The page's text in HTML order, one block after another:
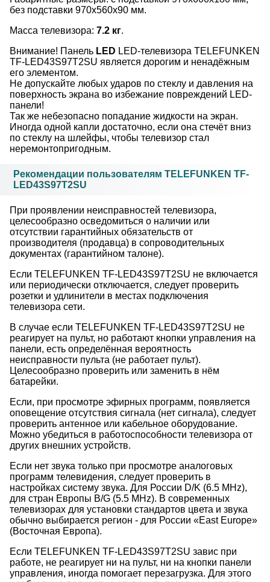
без подставки 970x560x90 мм.
Масса телевизора: 7.2 кг.
Внимание! Панель LED LED-телевизора TELEFUNKEN
TF-LED43S97T2SU является дорогим и ненадёжным
его элементом.
Не допускайте любых ударов по стеклу и давления на
поверхность экрана во избежание повреждений LED-
панели!
Так же небезопасно попадание жидкости на экран.
Иногда одной капли достаточно, если она стечёт вниз
по стеклу на шлейфы, чтобы телевизор стал
неремонтопригодным.
Рекомендации пользователям TELEFUNKEN TF-
LED43S97T2SU
При проявлении неисправностей телевизора,
целесообразно осведомиться о наличии или
отсутствии гарантийных обязательств от
производителя (продавца) в сопроводительных
документах (гарантийном талоне).
Если TELEFUNKEN TF-LED43S97T2SU не включается
или периодически отключается, следует проверить
розетки и удлинители в местах подключения
телевизора сети.
В случае если TELEFUNKEN TF-LED43S97T2SU не
реагирует на пульт, но работают кнопки управления на
панели, есть определённая вероятность
неисправности пульта (не работает пульт).
Целесообразно проверить или заменить в нём
батарейки.
Если, при просмотре эфирных программ, появляется
оповещение отсутствия сигнала (нет сигнала), следует
проверить антенное или кабельное оборудование.
Можно убедиться в работоспособности телевизора от
других внешних устройств.
Если нет звука только при просмотре аналоговых
программ телевидения, следует проверить в
настройках систему звука. Для России D/K (6.5 MHz),
для стран Европы B/G (5.5 MHz). В современных
телевизорах для установки стандартов цвета и звука
обычно выбирается регион - для России «East Europe»
(Восточная Европа).
Если TELEFUNKEN TF-LED43S97T2SU завис при
работе, не реагирует ни на пульт, ни на кнопки панели
управления, иногда помогает перезагрузка. Для этого